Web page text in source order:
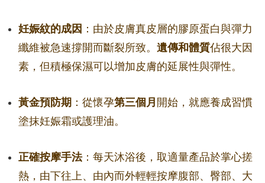
妊娠紋的成因 ：由於皮膚真皮層的膠原蛋白與彈力
纖維被急速撐開而斷裂所致。 遺傳和體質佔很大因
素，但積極保濕可以增加皮膚的延展性與彈性。
黃金預防期 ：從懷孕第三個月 開始，就應養成習慣
塗抹妊娠霜或護理油。
正確按摩手法：每天沐浴後，取適量產品於掌心搓
熱，由下往上、由內而外輕輕按摩腹部、臀部、大